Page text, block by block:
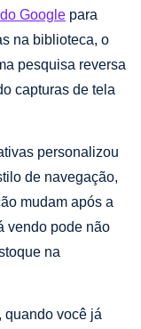
Google para
na biblioteca, o
pesquisa reversa
capturas de tela
personalizou
de navegação,
mudam após a
vendo pode não
na
quando você já